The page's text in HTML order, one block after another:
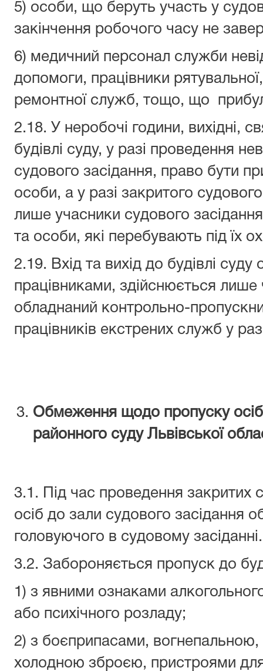
5) особи, що беруть участь у
закінчення робочого часу не
6) медичний персонал служби
допомоги, працівники рятувальної,
ремонтної служб, тощо, що
2.18. У неробочі години, вихідні,
будівлі суду, у разі проведення
судового засідання, право бути
особи, а у разі закритого
лише учасники судового
та особи, які перебувають під їх
2.19. Вхід та вихід до будівлі
працівниками, здійснюється лише
обладнаний контрольно-
працівників екстрених служб у
Обмеження щодо пропуску осіб
районного судуЛьвівської
3.1. Під час проведення закритих
осіб до зали судового засідання
головуючого в судовому засіданні.
3.2. Забороняється пропуск до
1) з явними ознаками
або психічного розладу;
2) з боєприпасами,
холодною зброєю, пристроями для